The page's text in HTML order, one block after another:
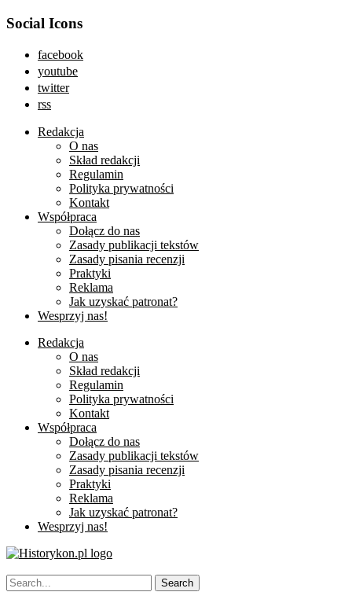
Social Icons
facebook
youtube
twitter
rss
Redakcja
O nas
Skład redakcji
Regulamin
Polityka prywatności
Kontakt
Współpraca
Dołącz do nas
Zasady publikacji tekstów
Zasady pisania recenzji
Praktyki
Reklama
Jak uzyskać patronat?
Wesprzyj nas!
Redakcja
O nas
Skład redakcji
Regulamin
Polityka prywatności
Kontakt
Współpraca
Dołącz do nas
Zasady publikacji tekstów
Zasady pisania recenzji
Praktyki
Reklama
Jak uzyskać patronat?
Wesprzyj nas!